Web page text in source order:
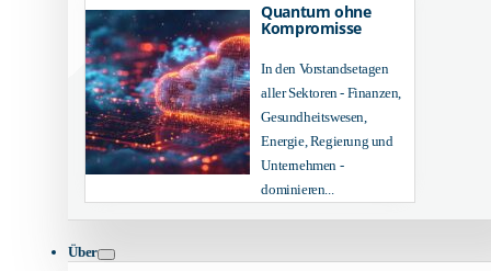
Quantum ohne
Kompromisse
In den Vorstandsetagen
aller Sektoren - Finanzen,
Gesundheitswesen,
Energie, Regierung und
Unternehmen -
dominieren...
Über